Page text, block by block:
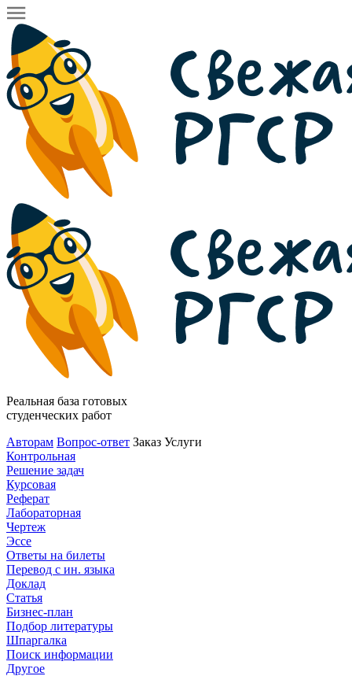
Реальная база готовых
студенческих работ
Авторам Вопрос-ответ Заказ Услуги
Контрольная
Решение задач
Курсовая
Реферат
Лабораторная
Чертеж
Эссе
Ответы на билеты
Перевод с ин. языка
Доклад
Статья
Бизнес-план
Подбор литературы
Шпаргалка
Поиск информации
Другое